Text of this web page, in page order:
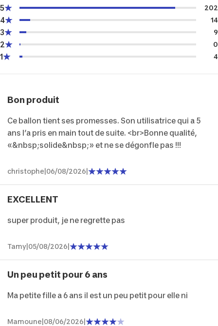
5 202
4 14
3 9
2 0
1 4
Bon produit
Ce ballon tient ses promesses. Son utilisatrice qui a 5
ans l’a pris en main tout de suite. <br>Bonne qualité,
«&nbsp;solide&nbsp;» et ne se dégonfle pas !!!
christophe|06/08/2026|
EXCELLENT
super produit, je ne regrette pas
Tamy|05/08/2026|
Un peu petit pour 6 ans
Ma petite fille a 6 ans il est un peu petit pour elle ni
Mamoune|08/06/2026|